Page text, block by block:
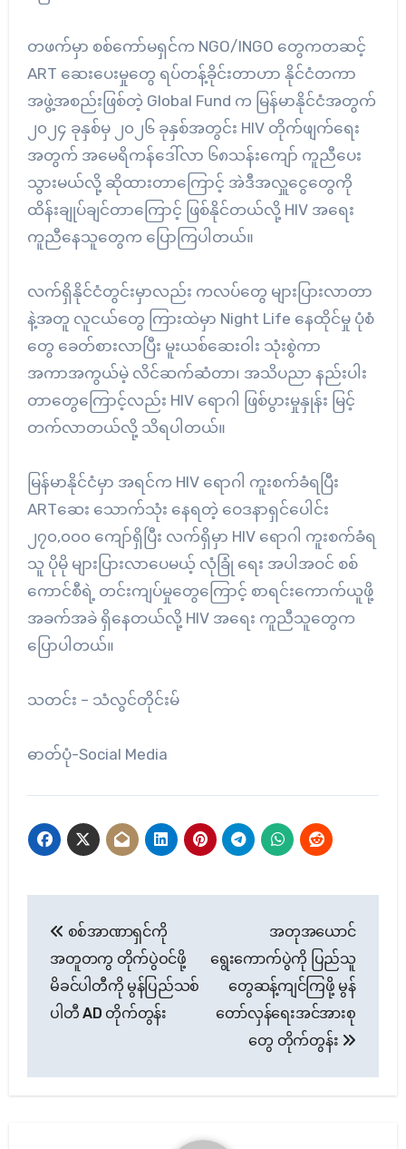
တဖက်မှာ စစ်ကော်မရှင်က NGO/INGO တွေကတဆင့်
ART ဆေးပေးမှုတွေ ရပ်တန့်ခိုင်းတာဟာ နိုင်ငံတကာ
အဖွဲ့အစည်းဖြစ်တဲ့ Global Fund က မြန်မာနိုင်ငံအတွက်
၂၀၂၄ ခုနှစ်မှ ၂၀၂၆ ခုနှစ်အတွင်း HIV တိုက်ဖျက်ရေး
အတွက် အမေရိကန်ဒေါ်လာ ၆၈သန်းကျော် ကူညီပေး
သွားမယ်လို့ ဆိုထားတာကြောင့် အဲဒီအလှူငွေတွေကို
ထိန်းချုပ်ချင်တာကြောင့် ဖြစ်နိုင်တယ်လို့ HIV အရေး
ကူညီနေသူတွေက ပြောကြပါတယ်။
လက်ရှိနိုင်ငံတွင်းမှာလည်း ကလပ်တွေ များပြားလာတာ
နဲ့အတူ လူငယ်တွေ ကြားထဲမှာ Night Life နေထိုင်မှု ပုံစံ
တွေ ခေတ်စားလာပြီး မူးယစ်ဆေးဝါး သုံးစွဲကာ
အကာအကွယ်မဲ့ လိင်ဆက်ဆံတာ၊ အသိပညာ နည်းပါး
တာတွေကြောင့်လည်း HIV ရောဂါ ဖြစ်ပွားမှုနှုန်း မြင့်
တက်လာတယ်လို့ သိရပါတယ်။
မြန်မာနိုင်ငံမှာ အရင်က HIV ရောဂါ ကူးစက်ခံရပြီး
ARTဆေး သောက်သုံး နေရတဲ့ ဝေဒနာရှင်ပေါင်း
၂၇၀,၀၀၀ ကျော်ရှိပြီး လက်ရှိမှာ HIV ရောဂါ ကူးစက်ခံရ
သူ ပိုမို များပြားလာပေမယ့် လုံခြုံ ရေး အပါအဝင် စစ်
ကောင်စီရဲ့ တင်းကျပ်မှုတွေကြောင့် စာရင်းကောက်ယူဖို့
အခက်အခဲ ရှိနေတယ်လို့ HIV အရေး ကူညီသူတွေက
ပြောပါတယ်။
သတင်း – သံလွင်တိုင်းမ်
ဓာတ်ပုံ-Social Media
navigation
စစ်အာဏာရှင်ကို
အတူတကွ တိုက်ပွဲဝင်ဖို့
မိခင်ပါတီကို မွန်ပြည်သစ်
ပါတီ AD တိုက်တွန်း
အတုအယောင်
ရွေးကောက်ပွဲကို ပြည်သူ
တွေဆန့်ကျင်ကြဖို့ မွန်
တော်လှန်ရေးအင်အားစု
တွေ တိုက်တွန်း